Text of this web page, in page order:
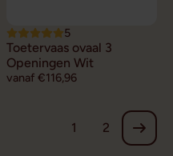
5
Toetervaas ovaal 3
Openingen Wit
vanaf €116,96
1 2